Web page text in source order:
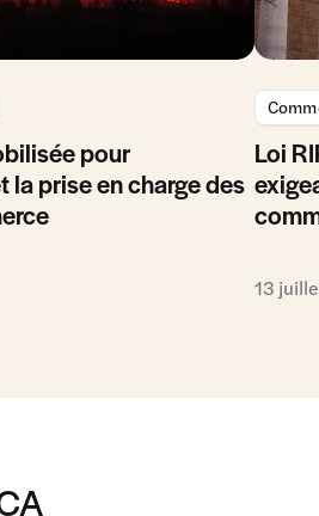
pour
la prise en charge des
Loi
13